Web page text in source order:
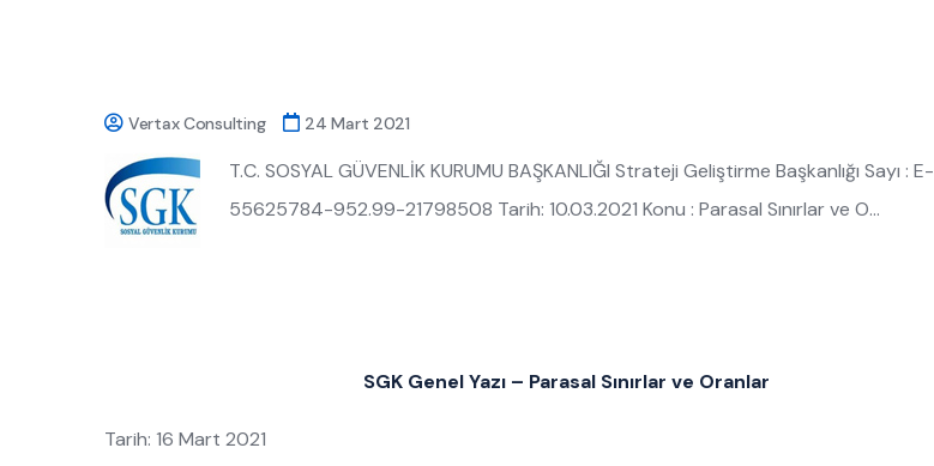
Vertax Consulting 24 Mart 2021
T.C. SOSYAL GÜVENLİK KURUMU BAŞKANLIĞI Strateji Geliştirme Başkanlığı Sayı : E-
55625784-952.99-21798508 Tarih: 10.03.2021 Konu : Parasal Sınırlar ve O…
SGK Genel Yazı – Parasal Sınırlar ve Oranlar
Tarih: 16 Mart 2021